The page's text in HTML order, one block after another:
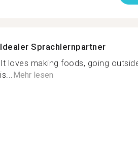
Idealer Sprachlernpartner
It loves making foods, going
is...Mehr lesen